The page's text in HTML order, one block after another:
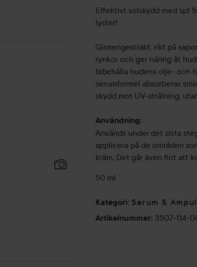
Effektivt solskydd med spf
lyster!
Ginsengextrakt, rikt på
rynkor och ger näring åt
bibehålla hudens olje- och
serumformel absorberas
skydd mot UV-strålning,
Användning:
Används under det sista
applicera på de områden
kräm. Det går även fint att
50 ml
Kategori: Serum &
Artikelnummer: 3507-114-